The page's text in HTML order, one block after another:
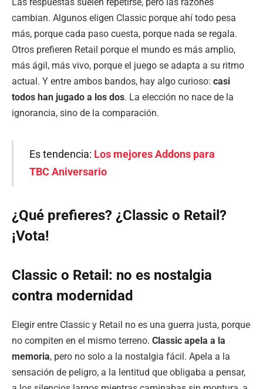
cambian. Algunos eligen Classic porque ahí todo pesa
más, porque cada paso cuesta, porque nada se regala.
Otros prefieren Retail porque el mundo es más amplio,
más ágil, más vivo, porque el juego se adapta a su ritmo
actual. Y entre ambos bandos, hay algo curioso: casi
todos han jugado a los dos. La elección no nace de la
ignorancia, sino de la comparación.
Es tendencia: Los mejores Addons para
TBC Aniversario
¿Qué prefieres? ¿Classic o Retail?
¡Vota!
Classic o Retail: no es nostalgia
contra modernidad
Elegir entre Classic y Retail no es una guerra justa, porque
no compiten en el mismo terreno. Classic apela a la
memoria, pero no solo a la nostalgia fácil. Apela a la
sensación de peligro, a la lentitud que obligaba a pensar,